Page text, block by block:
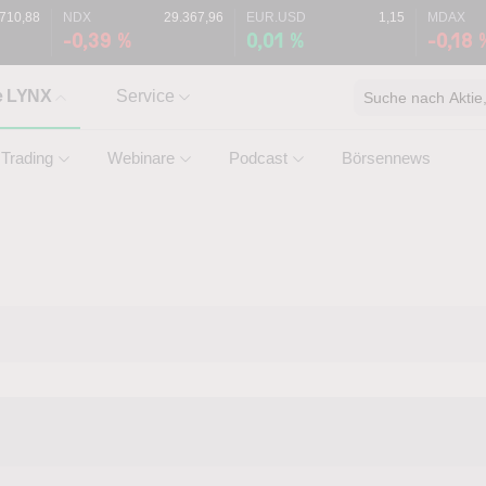
NDX 29.367,96
-0,39 %
EUR.USD 1,15
0,01 %
MDAX
-0,18
LYNX
Trading Webinare Podcast Börsennews
Service Suche nach